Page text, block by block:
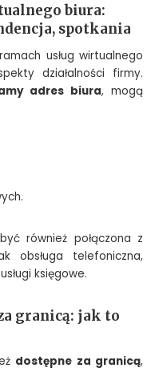
biura:
spotkania
usług wirtualnego
działalności firmy.
adres biura, mogą
również połączona z
obsługa telefoniczna,
księgowe.
granicą: jak to
dostępne za granicą,